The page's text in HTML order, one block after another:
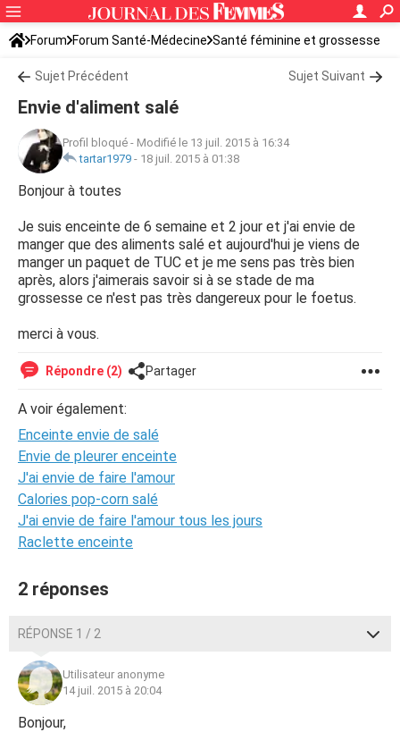
Forum Forum Santé-Médecine Santé féminine et grossesse
Sujet Précédent Sujet Suivant
Envie d'aliment salé
Profil bloqué - Modifié le 13 juil. 2015 à 16:34
tartar1979 - 18 juil. 2015 à 01:38
Bonjour à toutes
Je suis enceinte de 6 semaine et 2 jour et j'ai envie de
manger que des aliments salé et aujourd'hui je viens de
manger un paquet de TUC et je me sens pas très bien
après, alors j'aimerais savoir si à se stade de ma
grossesse ce n'est pas très dangereux pour le foetus.
merci à vous.
Répondre (2) Partager
A voir également:
Enceinte envie de salé
Envie de pleurer enceinte
J'ai envie de faire l'amour
Calories pop-corn salé
J'ai envie de faire l'amour tous les jours
Raclette enceinte
2 réponses
RÉPONSE 1 / 2
Utilisateur anonyme
14 juil. 2015 à 20:04
Bonjour,